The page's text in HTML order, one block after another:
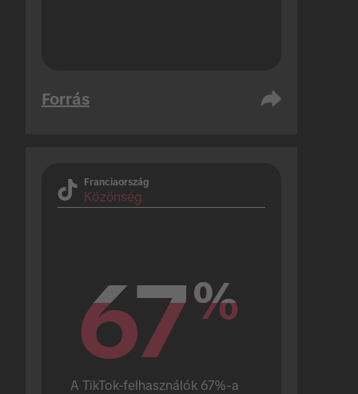
Forrás
Franciaország
Közönség
67%
67%
A TikTok-felhasználók 67%-a